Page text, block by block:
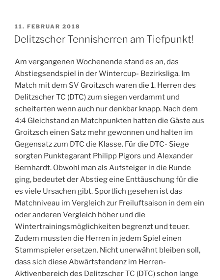
VERÖFFENTLICHT
AM
11. FEBRUAR 2018
Delitzscher Tennisherren am Tiefpunkt!
Am vergangenen Wochenende stand es an, das
Abstiegsendspiel in der Wintercup- Bezirksliga. Im
Match mit dem SV Groitzsch waren die 1. Herren des
Delitzscher TC (DTC) zum siegen verdammt und
scheiterten wenn auch nur denkbar knapp. Nach dem
4:4 Gleichstand an Matchpunkten hatten die Gäste aus
Groitzsch einen Satz mehr gewonnen und halten im
Gegensatz zum DTC die Klasse. Für die DTC- Siege
sorgten Punktegarant Philipp Pigors und Alexander
Bernhardt. Obwohl man als Aufsteiger in die Runde
ging, bedeutet der Abstieg eine Enttäuschung für die
es viele Ursachen gibt. Sportlich gesehen ist das
Matchniveau im Vergleich zur Freiluftsaison in dem ein
oder anderen Vergleich höher und die
Wintertrainingsmöglichkeiten begrenzt und teuer.
Zudem mussten die Herren in jedem Spiel einen
Stammspieler ersetzen. Nicht unerwähnt bleiben soll,
dass sich diese Abwärtstendenz im Herren-
Aktivenbereich des Delitzscher TC (DTC) schon lange